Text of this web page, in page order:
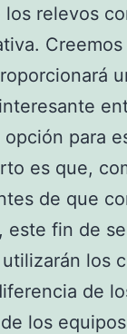
los relevos
opción para
es que,
de que
este fin de
los
de
los